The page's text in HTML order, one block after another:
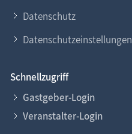
Datenschutz
Datenschutzeinstellungen
Schnellzugriff
Gastgeber-Login
Veranstalter-Login